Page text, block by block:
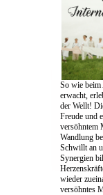
So wie beim
erwacht,
der Wellt!
Freude und
versöhntem
Wandlung
Schwillt an
Synergien
wieder
versöhntes